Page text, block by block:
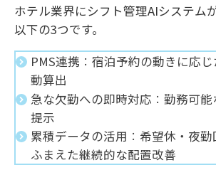
ホテル業界にシフト管理AIシステム
以下の3つです。
PMS連携︰宿泊予約の動きに応
動算出
急な欠勤への即時対応︰勤務可
提示
累積データの活用︰希望休・夜
ふまえた継続的な配置改善